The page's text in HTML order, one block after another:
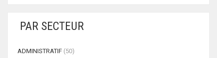
PAR SECTEUR
ADMINISTRATIF (50)